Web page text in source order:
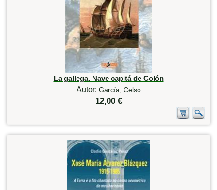
La gallega. Nave capitá de Colón
Autor: García, Celso
12,00 €